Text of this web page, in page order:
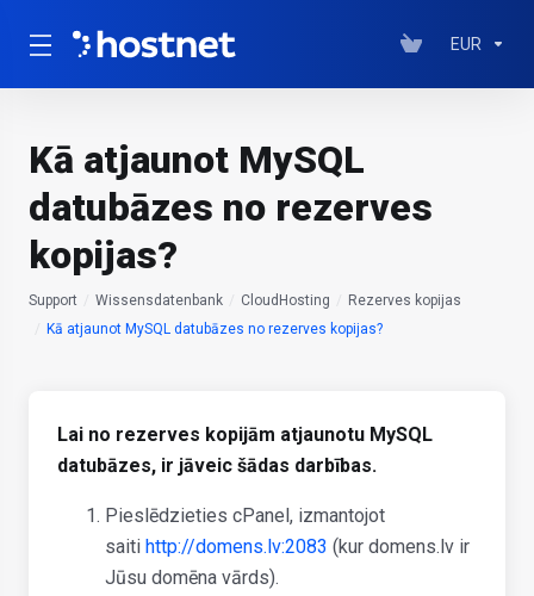
EUR
Kā atjaunot MySQL
datubāzes no rezerves
kopijas?
Support Wissensdatenbank CloudHosting
Rezerves kopijas
Kā atjaunot MySQL datubāzes no rezerves kopijas?
Lai no rezerves kopijām atjaunotu MySQL
datubāzes, ir jāveic šādas darbības.
Pieslēdzieties cPanel, izmantojot
saiti http://domens.lv:2083 (kur domens.lv ir
Jūsu domēna vārds).